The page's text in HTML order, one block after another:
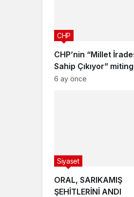
CHP’nin “Millet
Sahip Çıkıyor”
Yalova’da
CHP
6 ay önce
ORAL, SARIKAMIŞ
ŞEHİTLERİNİ ANDI
Siyaset